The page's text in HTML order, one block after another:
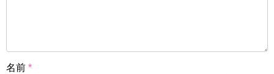
名前 *